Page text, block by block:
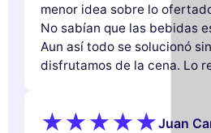
menor idea sobre lo
No sabían que las bebidas
Aun así todo se solucionó
disfrutamos de la cena. Lo
Juan